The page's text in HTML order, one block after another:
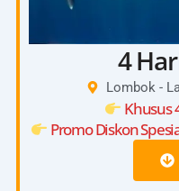
4
Lombok -
Khusus
Promo Diskon